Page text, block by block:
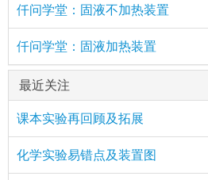
仟问学堂：固液不加热装置
仟问学堂：固液加热装置
最近关注
课本实验再回顾及拓展
化学实验易错点及装置图